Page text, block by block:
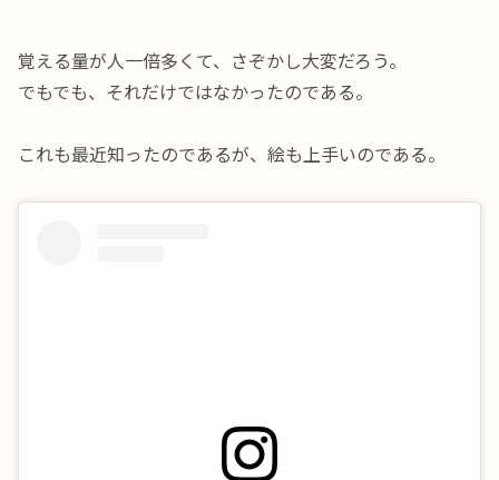
覚える量が人一倍多くて、さぞかし大変だろう。
でもでも、それだけではなかったのである。
これも最近知ったのであるが、絵も上手いのである。